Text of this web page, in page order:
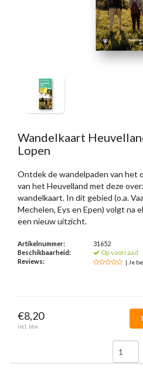
Wandelkaart
Lopen
Ontdek de wandelpaden van het
van het Heuvelland met deze
wandelkaart. In dit gebied (o.a.
Mechelen, Eys en Epen) volgt na
een nieuw uitzicht.
Artikelnummer:
31652
Beschikbaarheid:
Op voorraad
Reviews:
| Je
€8,20
Incl. btw